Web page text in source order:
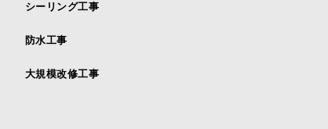
シーリング工事
防水工事
大規模改修工事